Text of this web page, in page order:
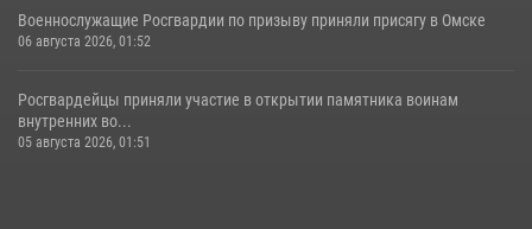
Военнослужащие Росгвардии по призыву приняли присягу в Омске
06 августа 2026, 01:52
Росгвардейцы приняли участие в открытии памятника воинам
внутренних во...
05 августа 2026, 01:51